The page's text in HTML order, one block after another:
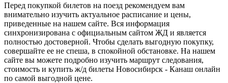
Перед покупкой билетов на поезд рекомендуем вам
внимательно изучить актуальное расписание и цены,
приведенные на нашем сайте. Вся информация
синхронизирована с официальным сайтом ЖД и является
полностью достоверной. Чтобы сделать выгодную покупку,
совершайте ее не спеша, в спокойной обстановке. На нашем
сайте вы можете подробно изучить маршрут следования,
стоимость и купить ж/д билеты Новосибирск - Канаш онлайн
по самой выгодной цене.